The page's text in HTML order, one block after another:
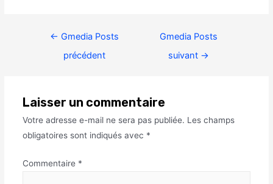
← Gmedia Posts
précédent
Gmedia Posts
suivant →
Laisser un commentaire
Votre adresse e-mail ne sera pas publiée. Les champs
obligatoires sont indiqués avec *
Commentaire *